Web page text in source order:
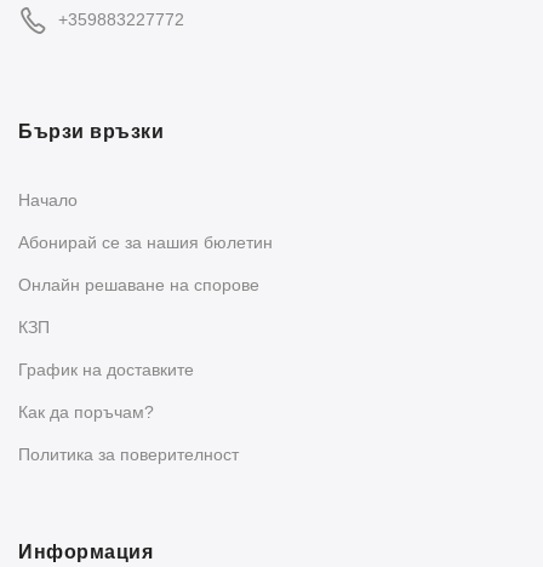
+359883227772
Бързи връзки
Начало
Абонирай се за нашия бюлетин
Oнлайн решаване на спорове
КЗП
График на доставките
Как да поръчам?
Политика за поверителност
Информация